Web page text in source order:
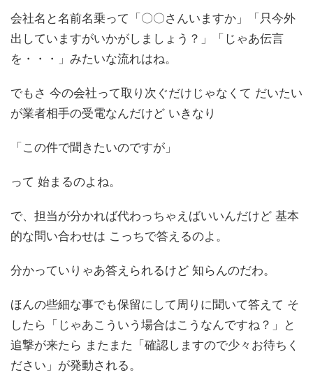
会社名と名前名乗って「〇〇さんいますか」「只今外
出していますがいかがしましょう？」「じゃあ伝言
を・・・」みたいな流れはね。
でもさ 今の会社って取り次ぐだけじゃなくて だいたい
が業者相手の受電なんだけど いきなり
「この件で聞きたいのですが」
って 始まるのよね。
で、担当が分かれば代わっちゃえばいいんだけど 基本
的な問い合わせは こっちで答えるのよ。
分かっていりゃあ答えられるけど 知らんのだわ。
ほんの些細な事でも保留にして周りに聞いて答えて そ
したら「じゃあこういう場合はこうなんですね？」と
追撃が来たら またまた「確認しますので少々お待ちく
ださい」が発動される。